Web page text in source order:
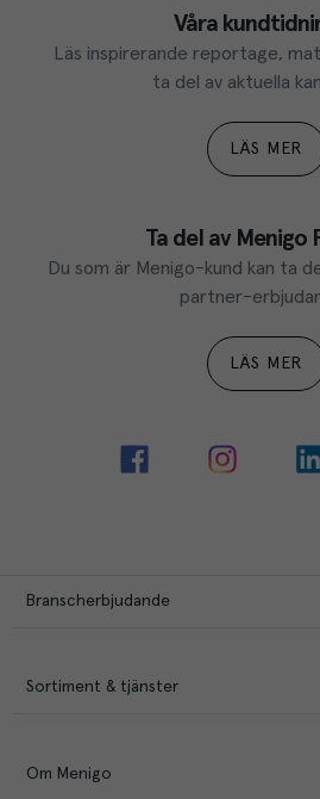
Våra
Läs inspirerande reportage,
ta del av aktuella
LÄS MER
Ta del av Menigo
Du som är Menigo-kund kan ta
partner-
LÄS MER
Branscherbjudande
Sortiment & tjänster
Om Menigo